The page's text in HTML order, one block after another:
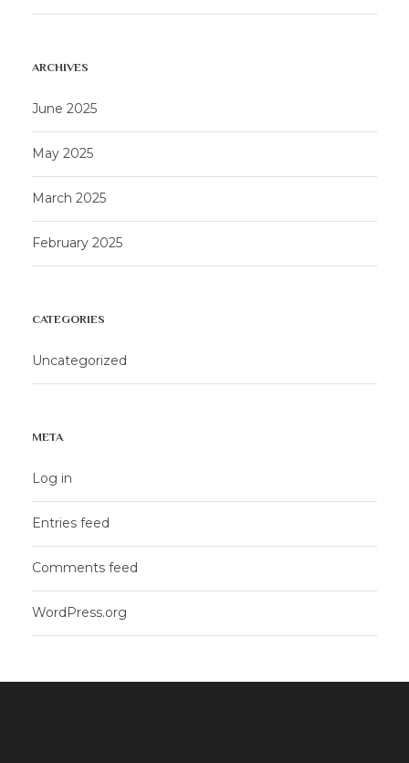
ARCHIVES
June 2025
May 2025
March 2025
February 2025
CATEGORIES
Uncategorized
META
Log in
Entries feed
Comments feed
WordPress.org